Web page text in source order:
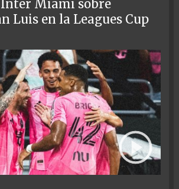
Miami sobre
Luis en la Leagues Cup